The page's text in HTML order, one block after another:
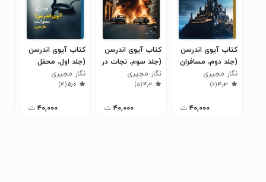
کتاب آیوی اندرسن
(جلد دوم، مسافران
فردا)
نگار مجیری
۴٫۳(۶)
۴۰,۰۰۰ ت
کتاب آیوی اندرسن
(جلد سوم، نجات در
آتش)
نگار مجیری
۴٫۲(۵)
۴۰,۰۰۰ ت
کتاب آیوی اندرسن
(جلد اول، محفل
آینده)
نگار مجیری
۵٫۰(۴)
۴۰,۰۰۰ ت